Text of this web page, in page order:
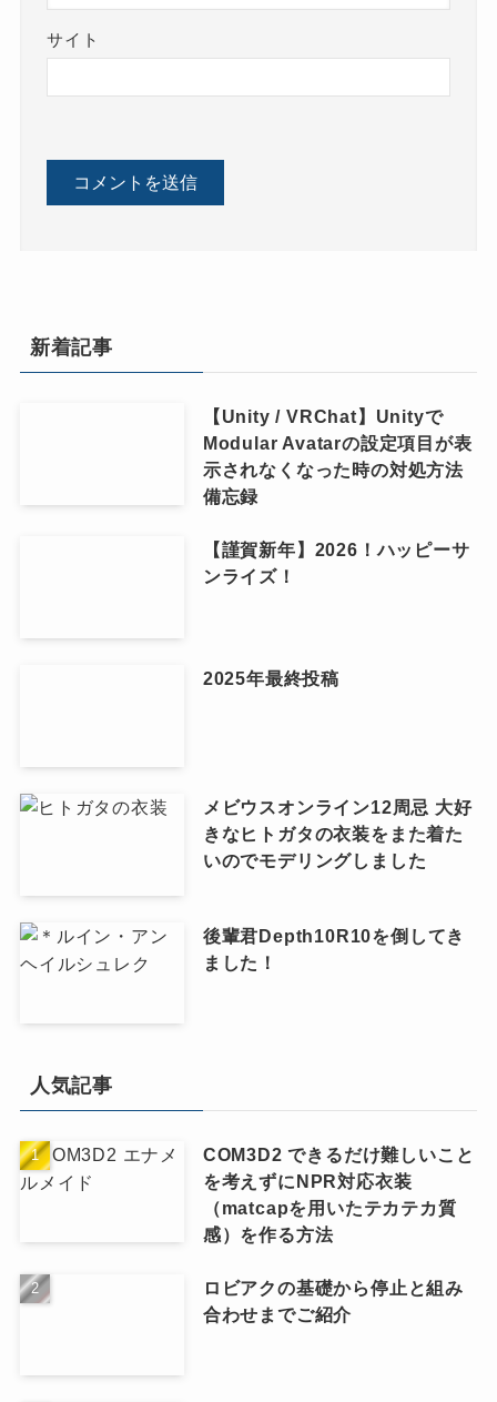
サイト
新着記事
【Unity / VRChat】Unityで
Modular Avatarの設定項目が表
示されなくなった時の対処方法
備忘録
【謹賀新年】2026！ハッピーサ
ンライズ！
2025年最終投稿
メビウスオンライン12周忌 大好
きなヒトガタの衣装をまた着た
いのでモデリングしました
後輩君Depth10R10を倒してき
ました！
人気記事
COM3D2 できるだけ難しいこと
を考えずにNPR対応衣装
（matcapを用いたテカテカ質
感）を作る方法
ロビアクの基礎から停止と組み
合わせまでご紹介